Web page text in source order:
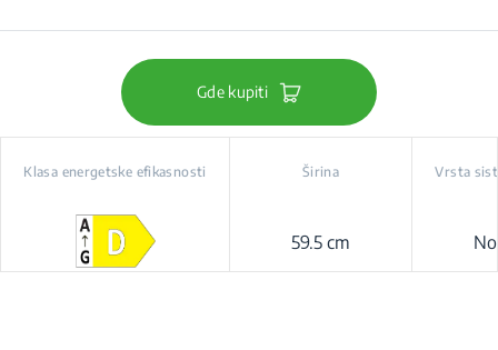
Gde kupiti
Klasa energetske efikasnosti Širina
59.5 cm
Vrsta